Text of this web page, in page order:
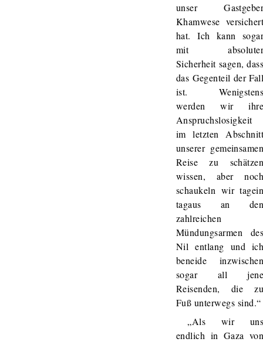
unser
Khamwese
hat. Ich kann
mit
Sicherheit sagen,
das Gegenteil der
ist.
werden wir
Anspruchslosigkeit
im letzten
unserer
Reise zu
wissen, aber
schaukeln wir
tagaus an
zahlreichen
Mündungsarmen
Nil entlang und
beneide
sogar all
Reisenden, die
Fuß unterwegs sind.“
„Als wir
endlich in Gaza